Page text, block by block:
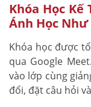
Khóa Học Kế
Ánh Học Như
Khóa học được
qua Google
vào lớp cùng
đổi, đặt câu hỏi